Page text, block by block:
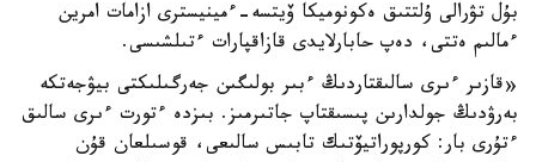
بۇل تۋرالى ۇلتتىق ەكونوميكا ۆيتسە-ءمينيسترى ازامات امرين
ءمالىم ەتتى، دەپ حابارلايدى قازاقپارات ءتىلشىسى.
«قازىر ءىرى سالىقتاردىڭ ءبىر بولىگىن جەرگىلىكتى بيۋجەتكە
بەرۋدىڭ جولدارىن پىسىقتاپ جاتىرمىز. بىزدە ءتورت ءىرى سالىق
ءتۇرى بار: كورپوراتيۆتىك تابىس سالىعى، قوسىلعان قۇن